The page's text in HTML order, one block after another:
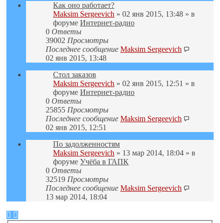
Как оно работает?
Maksim Sergeevich » 02 янв 2015, 13:48 » в
форуме Интернет-радио
0 Ответы
39002 Просмотры
Последнее сообщение Maksim Sergeevich
02 янв 2015, 13:48
Стол заказов
Maksim Sergeevich » 02 янв 2015, 12:51 » в
форуме Интернет-радио
0 Ответы
25855 Просмотры
Последнее сообщение Maksim Sergeevich
02 янв 2015, 12:51
По задолженностям
Maksim Sergeevich » 13 мар 2014, 18:04 » в
форуме Учёба в ГАПК
0 Ответы
32519 Просмотры
Последнее сообщение Maksim Sergeevich
13 мар 2014, 18:04